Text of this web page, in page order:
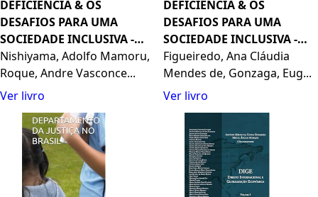
DEFICIÊNCIA & OS
DESAFIOS PARA UMA
SOCIEDADE INCLUSIVA -
VOL 2 - 1ª ED - 2022: Volume
2
Nishiyama, Adolfo Mamoru,
Roque, Andre Vasconce...
Ver livro
DEFICIÊNCIA & OS
DESAFIOS PARA UMA
SOCIEDADE INCLUSIVA -
VOL 3 - 1ª ED - 2022: Volume
3
Figueiredo, Ana Cláudia
Mendes de, Gonzaga, Eug...
Ver livro